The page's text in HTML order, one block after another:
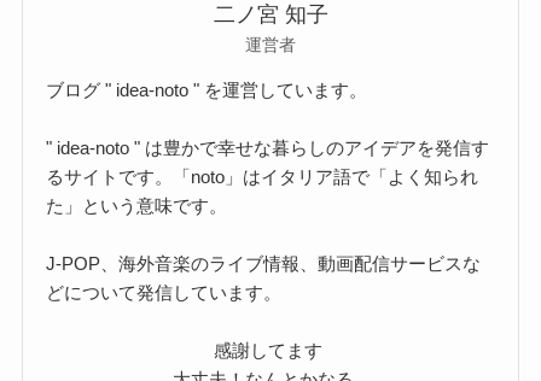
二ノ宮 知子
運営者
ブログ " idea-noto " を運営しています。
" idea-noto " は豊かで幸せな暮らしのアイデアを発信す
るサイトです。「noto」はイタリア語で「よく知られ
た」という意味です。
J-POP、海外音楽のライブ情報、動画配信サービスな
どについて発信しています。
感謝してます